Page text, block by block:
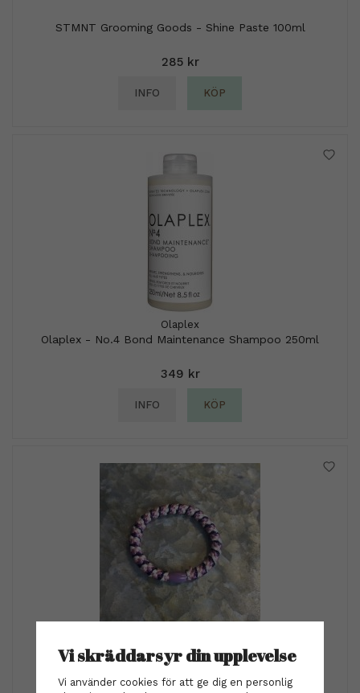
STMNT Grooming Goods - Shine Paste 100ml
285 kr
INFO KÖP
Olaplex
Olaplex - No.4 Bond Maintenance Shampoo 250ml
349 kr
INFO KÖP
Vi skräddarsyr din upplevelse
Vi använder cookies för att ge dig en personlig